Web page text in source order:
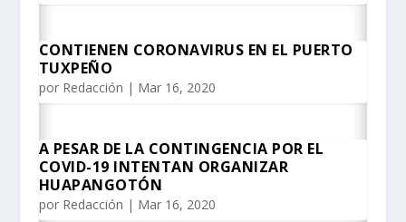
CONTIENEN CORONAVIRUS EN EL PUERTO
TUXPEÑO
por Redacción | Mar 16, 2020
A PESAR DE LA CONTINGENCIA POR EL
COVID-19 INTENTAN ORGANIZAR
HUAPANGOTÓN
por Redacción | Mar 16, 2020